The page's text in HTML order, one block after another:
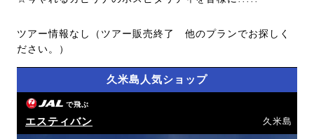
ツアー情報なし（ツアー販売終了 他のプランでお探しく
ださい。）
久米島人気ショップ
で飛ぶ
エスティバン 久米島